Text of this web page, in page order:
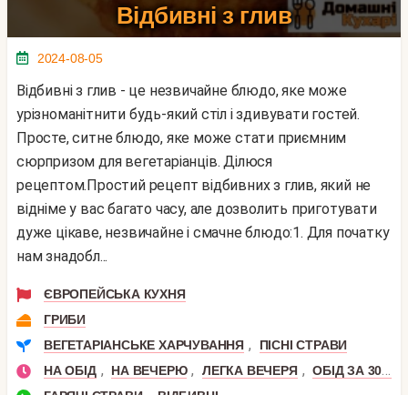
Відбивні з глив
2024-08-05
Відбивні з глив - це незвичайне блюдо, яке може
урізноманітнити будь-який стіл і здивувати гостей.
Просте, ситне блюдо, яке може стати приємним
сюрпризом для вегетаріанців. Ділюся
рецептом.Простий рецепт відбивних з глив, який не
відніме у вас багато часу, але дозволить приготувати
дуже цікаве, незвичайне і смачне блюдо:1. Для початку
нам знадобл...
ЄВРОПЕЙСЬКА КУХНЯ
ГРИБИ
ВЕГЕТАРІАНСЬКЕ ХАРЧУВАННЯ ,
ПІСНІ СТРАВИ
НА ОБІД , НА ВЕЧЕРЮ , ЛЕГКА ВЕЧЕРЯ , ОБІД ЗА 30 ХВИЛИН